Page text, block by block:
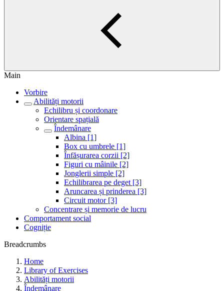
Main
Vorbire
Abilități motorii
Echilibru și coordonare
Orientare spațială
Îndemânare
Albina [1]
Box cu umbrele [1]
Înfășurarea corzii [2]
Figuri cu mâinile [2]
Jonglerii simple [2]
Echilibrarea pe deget [3]
Aruncarea și prinderea [3]
Circuit motor [3]
Concentrare și memorie de lucru
Comportament social
Cogniție
Breadcrumbs
Home
Library of Exercises
Abilități motorii
Îndemânare